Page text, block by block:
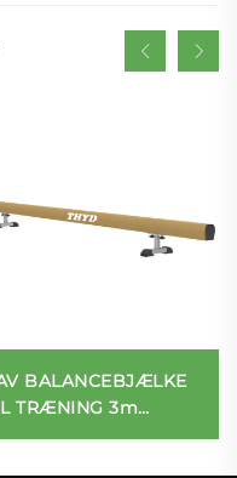
BALANCEBJÆLKE
TRÆNING 3m
25cm